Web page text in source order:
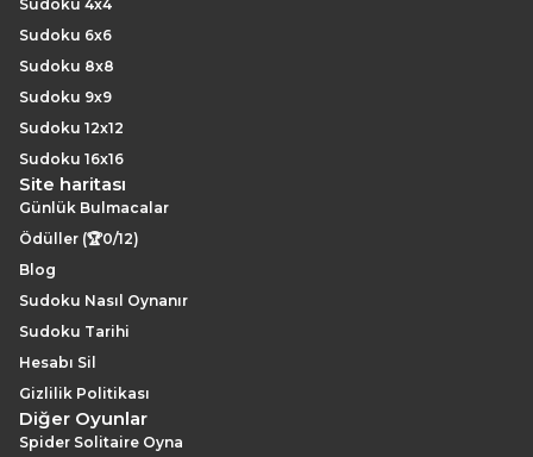
Sudoku 4x4
Sudoku 6x6
Sudoku 8x8
Sudoku 9x9
Sudoku 12x12
Sudoku 16x16
Site haritası
Günlük Bulmacalar
Ödüller (🏆0/12)
Blog
Sudoku Nasıl Oynanır
Sudoku Tarihi
Hesabı Sil
Gizlilik Politikası
Diğer Oyunlar
Spider Solitaire Oyna